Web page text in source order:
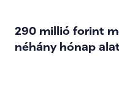
290 millió forint
néhány hónap